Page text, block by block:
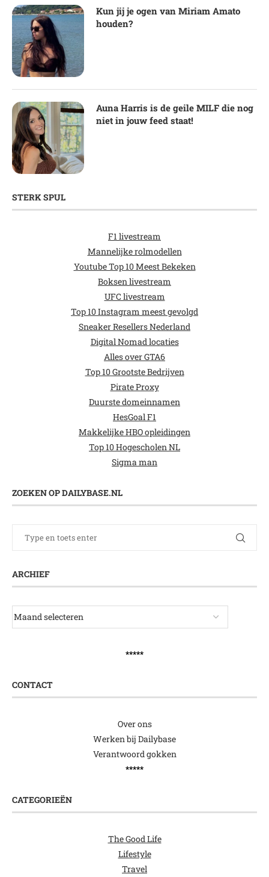
Kun jij je ogen van Miriam Amato
houden?
Auna Harris is de geile MILF die nog
niet in jouw feed staat!
STERK SPUL
F1 livestream
Mannelijke rolmodellen
Youtube Top 10 Meest Bekeken
Boksen livestream
UFC livestream
Top 10 Instagram meest gevolgd
Sneaker Resellers Nederland
Digital Nomad locaties
Alles over GTA6
Top 10 Grootste Bedrijven
Pirate Proxy
Duurste domeinnamen
HesGoal F1
Makkelijke HBO opleidingen
Top 10 Hogescholen NL
Sigma man
ZOEKEN OP DAILYBASE.NL
ARCHIEF
*****
CONTACT
Over ons
Werken bij Dailybase
Verantwoord gokken
*****
CATEGORIEËN
The Good Life
Lifestyle
Travel